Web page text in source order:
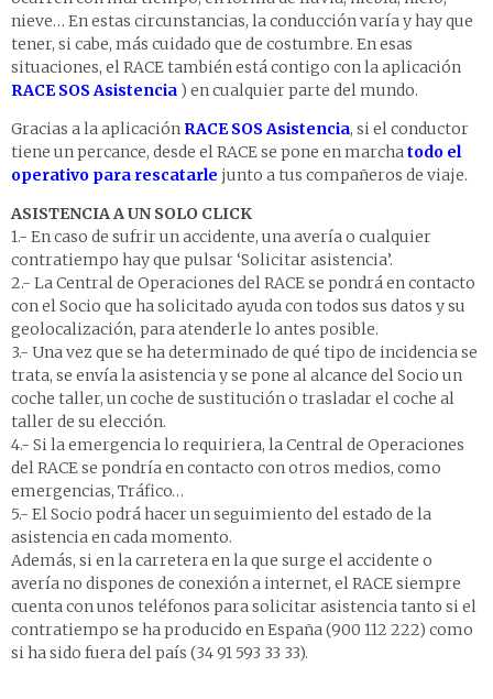
nieve… En estas circunstancias, la conducción varía y hay que
tener, si cabe, más cuidado que de costumbre. En esas
situaciones, el RACE también está contigo con la aplicación
RACE SOS Asistencia ) en cualquier parte del mundo.
Gracias a la aplicación RACE SOS Asistencia, si el conductor
tiene un percance, desde el RACE se pone en marcha todo el
operativo para rescatarle junto a tus compañeros de viaje.
ASISTENCIA A UN SOLO CLICK
1.- En caso de sufrir un accidente, una avería o cualquier
contratiempo hay que pulsar ‘Solicitar asistencia’.
2.- La Central de Operaciones del RACE se pondrá en contacto
con el Socio que ha solicitado ayuda con todos sus datos y su
geolocalización, para atenderle lo antes posible.
3.- Una vez que se ha determinado de qué tipo de incidencia se
trata, se envía la asistencia y se pone al alcance del Socio un
coche taller, un coche de sustitución o trasladar el coche al
taller de su elección.
4.- Si la emergencia lo requiriera, la Central de Operaciones
del RACE se pondría en contacto con otros medios, como
emergencias, Tráfico…
5.- El Socio podrá hacer un seguimiento del estado de la
asistencia en cada momento.
Además, si en la carretera en la que surge el accidente o
avería no dispones de conexión a internet, el RACE siempre
cuenta con unos teléfonos para solicitar asistencia tanto si el
contratiempo se ha producido en España (900 112 222) como
si ha sido fuera del país (34 91 593 33 33).